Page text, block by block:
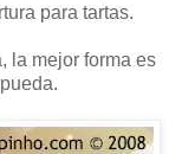
para tartas.
la mejor forma es